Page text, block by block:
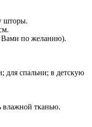
шторы.
Вами по желанию).
для спальни; в детскую
влажной тканью.